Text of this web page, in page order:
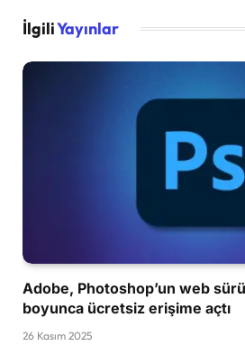
İlgiliYayınlar
Adobe, Photoshop’un web
boyunca ücretsiz erişime açtı
26 Kasım 2025